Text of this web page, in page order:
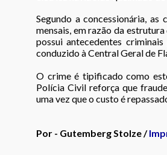
Segundo a concessionária,
mensais, em razão da
possui antecedentes
conduzido à Central Geral de
O crime é tipificado como
Polícia Civil reforça que
uma vez que o custo é
Por - Gutemberg Stolze /